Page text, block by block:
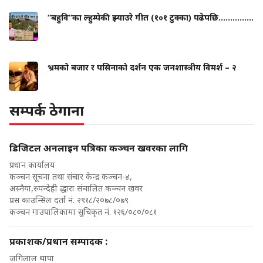
“बहुवि”का ल्हुम्पेकी झ्याउरे गीत (१०१ टुक्का) पढेपछि...............
भ्रमको बजार र पसिनाको दर्शन एक जनशास्त्रीय विमर्श – २
सम्पर्क ठेगाना
डिजिटल अनलाइन पत्रिका कञ्चन खवरका लागि
प्रधान कार्यालय
कञ्चन सूचना तथा संचार केन्द्र कञ्चन-४,
अस्नैया,रुपन्देही द्धारा संचालित कञ्चन खवर
प्रस काउन्सिल दर्ता नं. २९१८/२०७८/०७९
कञ्चन गाउपालिकामा सुचिकृत नं. १२६/०८०/०८१
प्रकाशक/प्रधान सम्पादक :
जगिलाल थापा